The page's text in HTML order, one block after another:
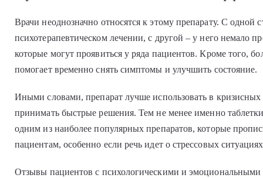
Врачи неоднозначно относятся к этому препарату. С одной
психотерапевтическом лечении, с другой – у него немало
которые могут проявиться у ряда пациентов. Кроме того,
помогает временно снять симптомы и улучшить состояние.
Иными словами, препарат лучше использовать в кризисных
принимать быстрые решения. Тем не менее именно
одним из наиболее популярных препаратов, которые
пациентам, особенно если речь идет о стрессовых
Отзывы пациентов с психологическими и